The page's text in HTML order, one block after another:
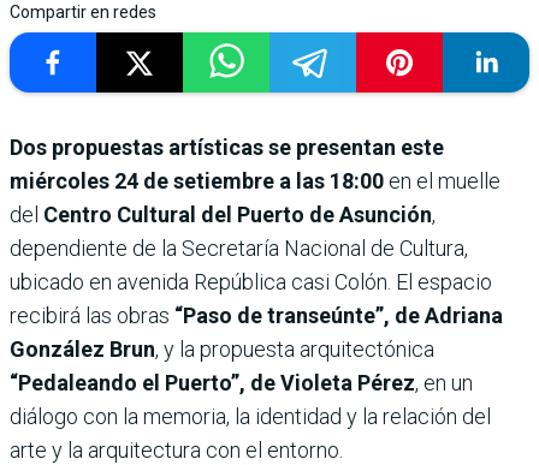
Compartir en redes
Dos propuestas artísticas se presentan este
miércoles 24 de setiembre a las 18:00 en el muelle
del Centro Cultural del Puerto de Asunción,
dependiente de la Secretaría Nacional de Cultura,
ubicado en avenida República casi Colón. El espacio
recibirá las obras “Paso de transeúnte”, de Adriana
González Brun, y la propuesta arquitectónica
“Pedaleando el Puerto”, de Violeta Pérez, en un
diálogo con la memoria, la identidad y la relación del
arte y la arquitectura con el entorno.